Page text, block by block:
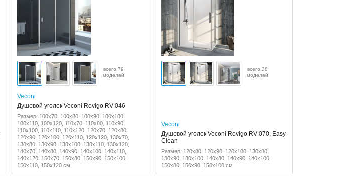
всего 79
моделей
Veconi
Душевой уголок Veconi Rovigo RV-046
Размер: 100x70, 100x80, 100x90, 100x100,
100x110, 100x120, 110x70, 110x80, 110x90,
110x100, 110x110, 110x120, 120x70, 120x80,
120x90, 120x100, 120x110, 120x120, 130x70,
130x80, 130x90, 130x100, 130x110, 130x120,
140x70, 140x80, 140x90, 140x100, 140x110,
140x120, 150x70, 150x80, 150x90, 150x100,
150x110, 150x120 см
всего 28
моделей
Veconi
Душевой уголок Veconi Rovigo RV-070, Easy
Clean
Размер: 120x80, 120x90, 120x100, 130x80,
130x90, 130x100, 140x80, 140x90, 140x100,
150x80, 150x90, 150x100 см